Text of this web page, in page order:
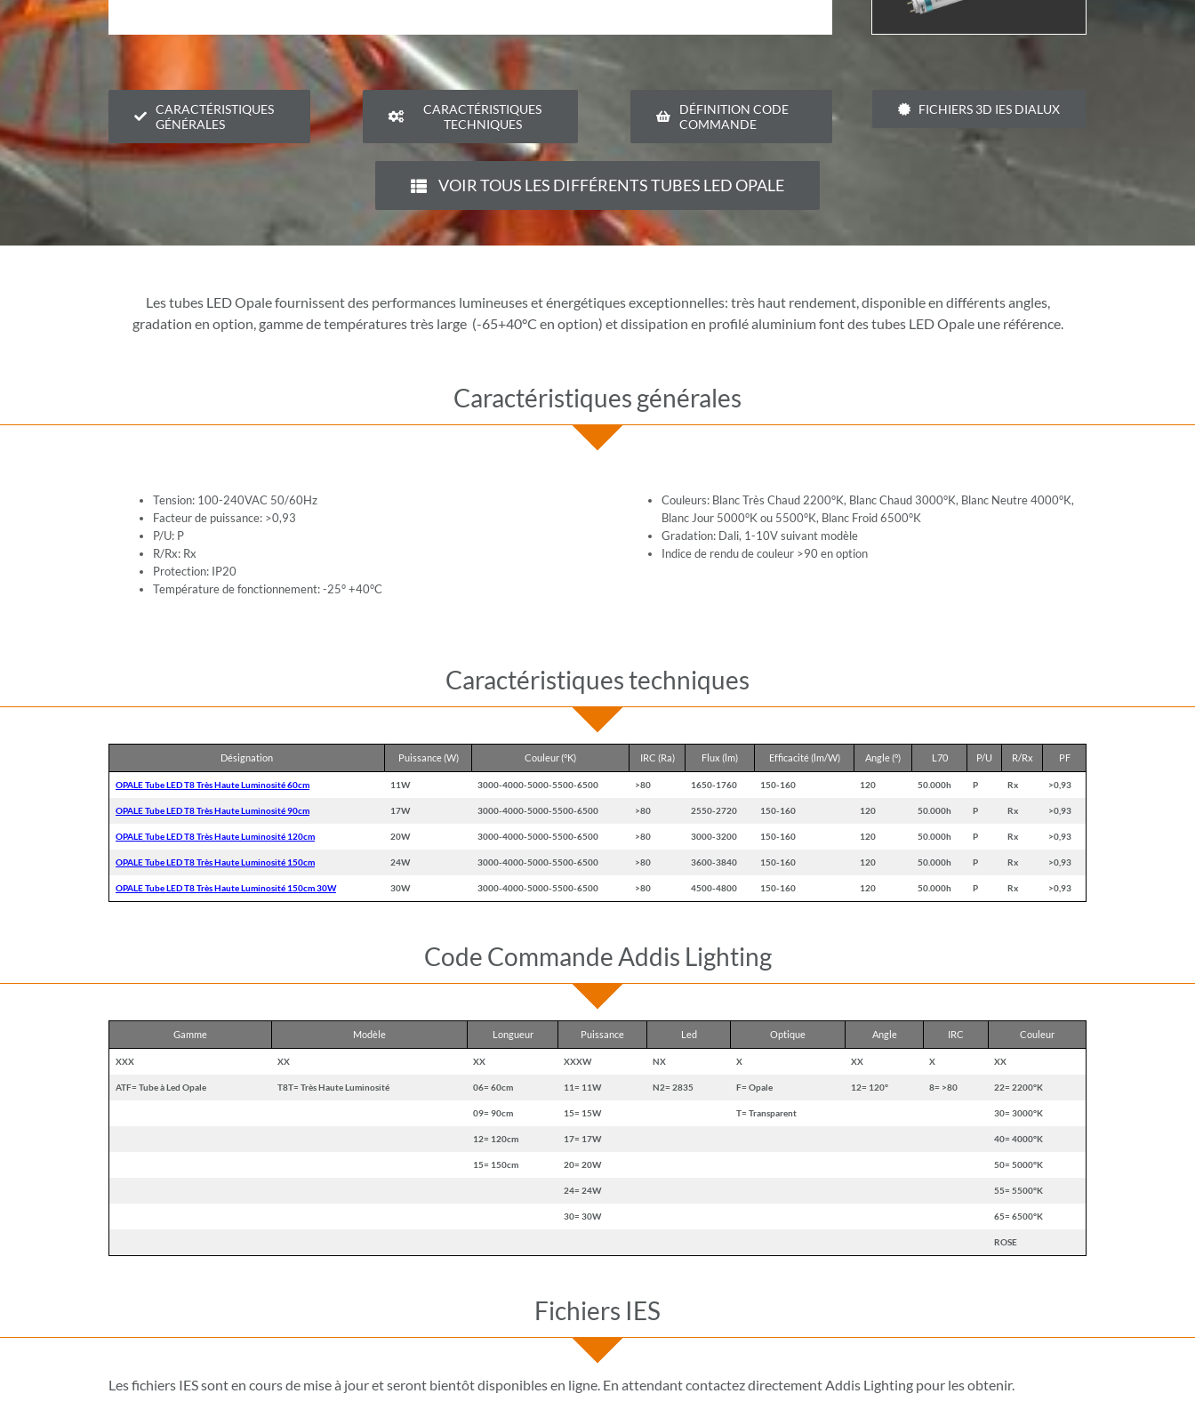
CARACTÉRISTIQUES
GÉNÉRALES
CARACTÉRISTIQUES
TECHNIQUES
DÉFINITION CODE
COMMANDE
FICHIERS 3D IES DIALUX
VOIR TOUS LES DIFFÉRENTS TUBES LED OPALE
Les tubes LED Opale fournissent des performances lumineuses et énergétiques exceptionnelles: très haut rendement, disponible en différents angles,
gradation en option, gamme de températures très large (-65+40°C en option) et dissipation en profilé aluminium font des tubes LED Opale une référence.
Caractéristiques générales
Tension: 100-240VAC 50/60Hz
Facteur de puissance: >0,93
P/U: P
R/Rx: Rx
Protection: IP20
Température de fonctionnement: -25° +40°C
Couleurs: Blanc Très Chaud 2200°K, Blanc Chaud 3000°K, Blanc Neutre 4000°K,
Blanc Jour 5000°K ou 5500°K, Blanc Froid 6500°K
Gradation: Dali, 1-10V suivant modèle
Indice de rendu de couleur >90 en option
Caractéristiques techniques
Désignation Puissance (W) Couleur (°K) IRC (Ra) Flux (lm) Efficacité (lm/W) Angle (°) L70 P/U R/Rx PF
OPALE Tube LED T8 Très Haute Luminosité 60cm 11W 3000-4000-5000-5500-6500 >80 1650-1760 150-160 120 50.000h P Rx >0,93
OPALE Tube LED T8 Très Haute Luminosité 90cm 17W 3000-4000-5000-5500-6500 >80 2550-2720 150-160 120 50.000h P Rx >0,93
OPALE Tube LED T8 Très Haute Luminosité 120cm 20W 3000-4000-5000-5500-6500 >80 3000-3200 150-160 120 50.000h P Rx >0,93
OPALE Tube LED T8 Très Haute Luminosité 150cm 24W 3000-4000-5000-5500-6500 >80 3600-3840 150-160 120 50.000h P Rx >0,93
OPALE Tube LED T8 Très Haute Luminosité 150cm 30W 30W 3000-4000-5000-5500-6500 >80 4500-4800 150-160 120 50.000h P Rx >0,93
Code Commande Addis Lighting
Gamme Modèle Longueur Puissance Led Optique Angle IRC Couleur
XXX XX XX XXXW NX X XX X XX
ATF= Tube à Led Opale T8T= Très Haute Luminosité 06= 60cm 11= 11W N2= 2835 F= Opale 12= 120° 8= >80 22= 2200°K
09= 90cm 15= 15W T= Transparent 30= 3000°K
12= 120cm 17= 17W 40= 4000°K
15= 150cm 20= 20W 50= 5000°K
24= 24W 55= 5500°K
30= 30W 65= 6500°K
ROSE
Fichiers IES
Les fichiers IES sont en cours de mise à jour et seront bientôt disponibles en ligne. En attendantcontactez directementAddis Lighting pour les obtenir.